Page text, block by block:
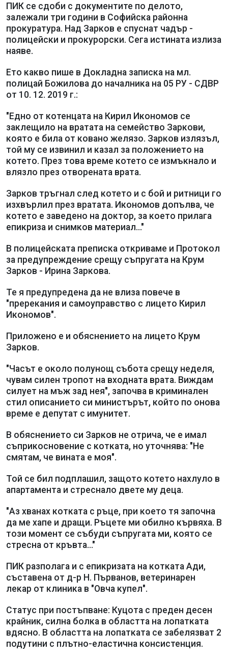
ПИК се сдоби с документите по делото,
залежали три години в Софийска районна
прокуратура. Над Зарков е спуснат чадър -
полицейски и прокурорски. Сега истината излиза
наяве.
Ето какво пише в Докладна записка на мл.
полицай Божилова до началника на 05 РУ - СДВР
от 10. 12. 2019 г.:
"Едно от котенцата на Кирил Икономов се
заклещило на вратата на семейство Заркови,
която е била от ковано желязо. Зарков излязъл,
той му се извинил и казал за положението на
котето. През това време котето се измъкнало и
влязло през отворената врата.
Зарков тръгнал след котето и с бой и ритници го
изхвърлил през вратата. Икономов допълва, че
котето е заведено на доктор, за което прилага
епикриза и снимков материал..."
В полицейската преписка откриваме и Протокол
за предупреждение срещу съпругата на Крум
Зарков - Ирина Заркова.
Те я предупредена да не влиза повече в
"пререкания и самоуправство с лицето Кирил
Икономов".
Приложено е и обяснението на лицето Крум
Зарков.
"Часът е около полунощ събота срещу неделя,
чувам силен тропот на входната врата. Виждам
силует на мъж зад нея", започва в криминален
стил описанието си министърът, който по онова
време е депутат с имунитет.
В обяснението си Зарков не отрича, че е имал
съприкосновение с котката, но уточнява: "Не
смятам, че вината е моя".
Той се бил подплашил, защото котето нахлуло в
апартамента и стреснало двете му деца.
"Аз хванах котката с ръце, при което тя започна
да ме хапе и дращи. Ръцете ми обилно кървяха. В
този момент се събуди съпругата ми, която се
стресна от кръвта..."
ПИК разполага и с епикризата на котката Ади,
съставена от д-р Н. Първанов, ветеринарен
лекар от клиника в "Овча купел".
Статус при постъпване: Куцота с преден десен
крайник, силна болка в областта на лопатката
вдясно. В областта на лопатката се забелязват 2
подутини с плътно-еластична консистенция.